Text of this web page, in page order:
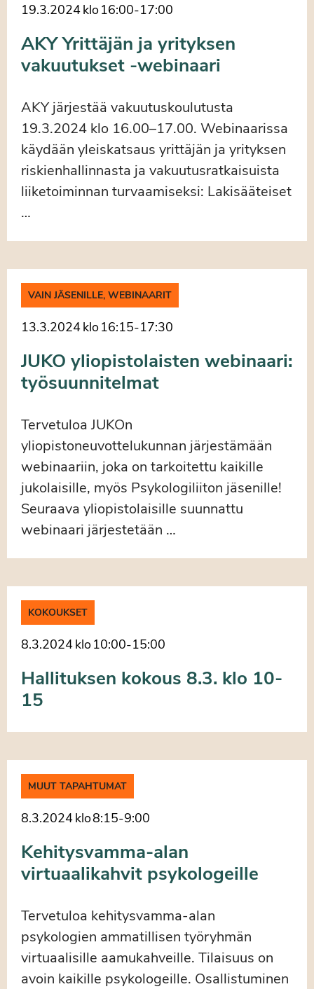
19.3.2024klo16:00-17:00
AKY Yrittäjän ja yrityksen
vakuutukset -webinaari
AKY järjestää vakuutuskoulutusta
19.3.2024 klo 16.00–17.00. Webinaarissa
käydään yleiskatsaus yrittäjän ja yrityksen
riskienhallinnasta ja vakuutusratkaisuista
liiketoiminnan turvaamiseksi: Lakisääteiset
…
VAIN JÄSENILLE, WEBINAARIT
13.3.2024klo16:15-17:30
JUKO yliopistolaisten webinaari:
työsuunnitelmat
Tervetuloa JUKOn
yliopistoneuvottelukunnan järjestämään
webinaariin, joka on tarkoitettu kaikille
jukolaisille, myös Psykologiliiton jäsenille!
Seuraava yliopistolaisille suunnattu
webinaari järjestetään …
KOKOUKSET
8.3.2024klo10:00-15:00
Hallituksen kokous 8.3. klo 10-
15
MUUT TAPAHTUMAT
8.3.2024klo8:15-9:00
Kehitysvamma-alan
virtuaalikahvit psykologeille
Tervetuloa kehitysvamma-alan
psykologien ammatillisen työryhmän
virtuaalisille aamukahveille. Tilaisuus on
avoin kaikille psykologeille. Osallistuminen